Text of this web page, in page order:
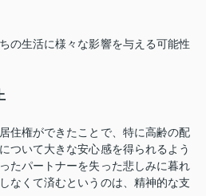
の生活に様々な影響を与える可能性
住権ができたことで、特に高齢の配
ついて大きな安心感を得られるよう
たパートナーを失った悲しみに暮れ
なくて済むというのは、精神的な支